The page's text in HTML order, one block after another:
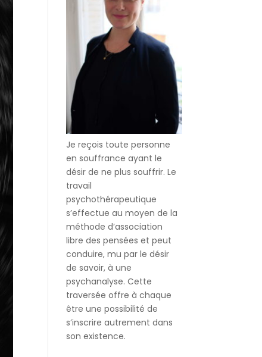
Je reçois toute personne
en souffrance ayant le
désir de ne plus souffrir. Le
travail
psychothérapeutique
s’effectue au moyen de la
méthode d’association
libre des pensées et peut
conduire, mu par le désir
de savoir, à une
psychanalyse. Cette
traversée offre à chaque
être une possibilité de
s’inscrire autrement dans
son existence.